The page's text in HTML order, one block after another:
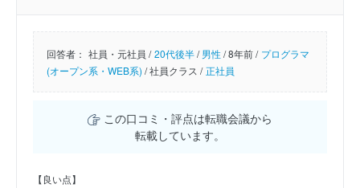
回答者： 社員・元社員 / 20代後半/男性/8年前 / プログラマ
(オープン系・WEB系) /社員クラス / 正社員
この口コミ・評点は転職会議から
転載しています。
【良い点】